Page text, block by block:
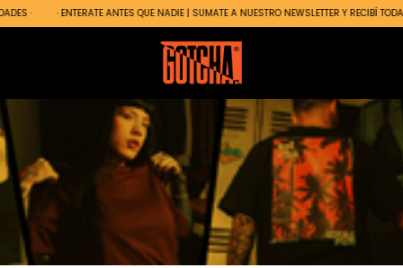
ANTES QUE NADIE | SUMATE A NUESTRO NEWSLETTER Y RECIBÍ TODAS LAS